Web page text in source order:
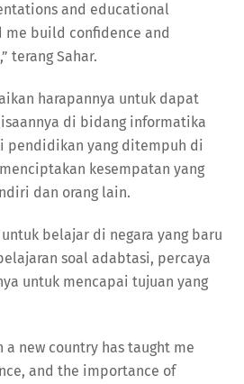
and educational
build confidence and
terang Sahar.
harapannya untuk dapat
di bidang informatika
pendidikan yang ditempuh di
kesempatan yang
dan orang lain.
belajar di negara yang baru
soal adabtasi, percaya
untuk mencapai tujuan yang
a new country has taught me
and the importance of